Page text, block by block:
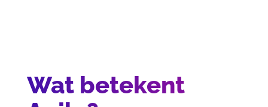
Wat betekent